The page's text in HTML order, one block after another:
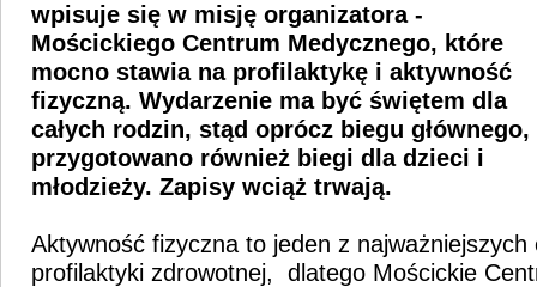
wpisuje się w misję organizatora -
Mościckiego Centrum Medycznego, które
mocno stawia na profilaktykę i aktywność
fizyczną. Wydarzenie ma być świętem dla
całych rodzin, stąd oprócz biegu głównego,
przygotowano również biegi dla dzieci i
młodzieży. Zapisy wciąż trwają.
Aktywność fizyczna to jeden z najważniejszych
profilaktyki zdrowotnej, dlatego Mościckie